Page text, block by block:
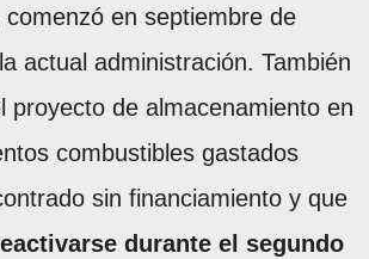
en septiembre de
actual administración. También
proyecto de almacenamiento en
combustibles gastados
sin financiamiento y que
durante el segundo